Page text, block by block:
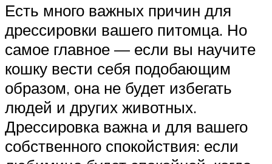
Есть много важных причин для
дрессировки вашего питомца. Но
самое главное — если вы научите
кошку вести себя подобающим
образом, она не будет избегать
людей и других животных.
Дрессировка важна и для вашего
собственного спокойствия: если